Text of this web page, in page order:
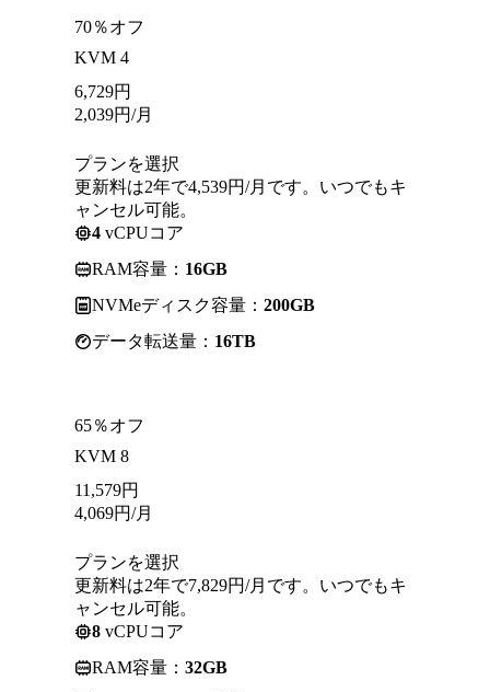
70％オフ
KVM 4
6,729円
2,039円/月
プランを選択
更新料は2年で4,539円/月です。いつでもキ
ャンセル可能。
4 vCPUコア
RAM容量： 16GB
NVMeディスク容量： 200GB
データ転送量： 16TB
65％オフ
KVM 8
11,579円
4,069円/月
プランを選択
更新料は2年で7,829円/月です。いつでもキ
ャンセル可能。
8 vCPUコア
RAM容量： 32GB